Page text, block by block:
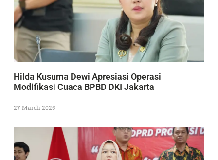
Hilda Kusuma Dewi Apresiasi Operasi
Modifikasi Cuaca BPBD DKI Jakarta
27 March 2025